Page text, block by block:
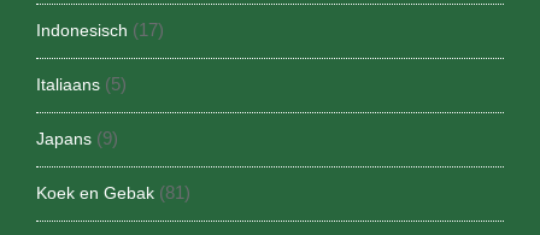
Indonesisch (17)
Italiaans (5)
Japans (9)
Koek en Gebak (81)